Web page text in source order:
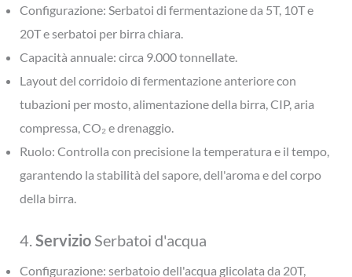
Configurazione: Serbatoi di fermentazione da 5T, 10T e
20T e serbatoi per birra chiara.
Capacità annuale: circa 9.000 tonnellate.
Layout del corridoio di fermentazione anteriore con
tubazioni per mosto, alimentazione della birra, CIP, aria
compressa, CO₂ e drenaggio.
Ruolo: Controlla con precisione la temperatura e il tempo,
garantendo la stabilità del sapore, dell'aroma e del corpo
della birra.
4.ServizioSerbatoi d'acqua
Configurazione: serbatoio dell'acqua glicolata da 20T,